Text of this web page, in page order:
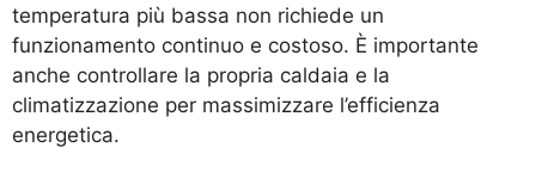
temperatura più bassa non richiede un
funzionamento continuo e costoso. È importante
anche controllare la propria caldaia e la
climatizzazione per massimizzare l’efficienza
energetica.